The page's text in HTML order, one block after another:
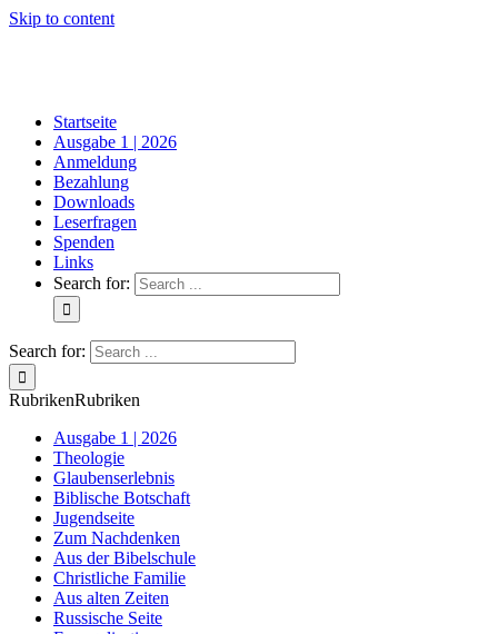
Skip to content
Startseite
Ausgabe 1 | 2026
Anmeldung
Bezahlung
Downloads
Leserfragen
Spenden
Links
Search for:
Search for:
RubrikenRubriken
Ausgabe 1 | 2026
Theologie
Glaubenserlebnis
Biblische Botschaft
Jugendseite
Zum Nachdenken
Aus der Bibelschule
Christliche Familie
Aus alten Zeiten
Russische Seite